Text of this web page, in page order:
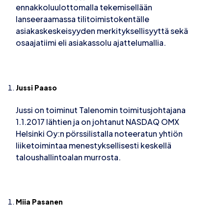
ennakkoluulottomalla tekemisellään
lanseeraamassa tilitoimistokentälle
asiakaskeskeisyyden merkityksellisyyttä sekä
osaajatiimi eli asiakassolu ajattelumallia.
Jussi Paaso
Jussi on toiminut Talenomin toimitusjohtajana
1.1.2017 lähtien ja on johtanut NASDAQ OMX
Helsinki Oy:n pörssilistalla noteeratun yhtiön
liiketoimintaa menestyksellisesti keskellä
taloushallintoalan murrosta.
Miia Pasanen